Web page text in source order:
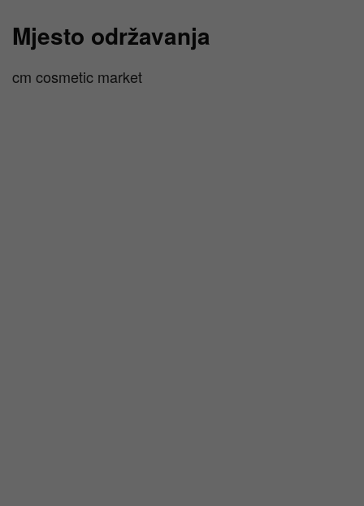
Mjesto održavanja
cm cosmetic market